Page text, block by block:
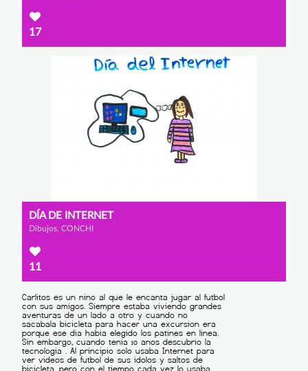
17
DÍA DE INTERNET
Dibujos, CONCHI
11